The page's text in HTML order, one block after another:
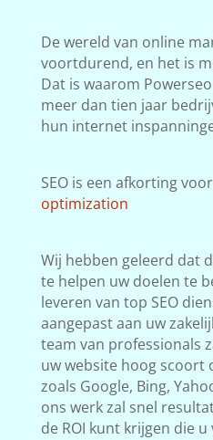
De wereld van online
voortdurend, en het is
Dat is waarom
meer dan tien jaar
hun internet
SEO is een afkorting voor
optimization
Wij hebben geleerd dat
te helpen uw doelen te
leveren van top SEO
aangepast aan uw
team van professionals
uw website hoog scoort
zoals Google, Bing,
ons werk zal snel
de ROI kunt krijgen die